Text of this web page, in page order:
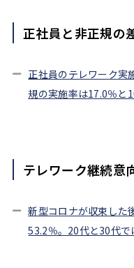
正社員と非正規の
正社員のテレワーク実
規の実施率は17.0％と
テレワーク継続意
新型コロナが収束した
53.2％。20代と30代で